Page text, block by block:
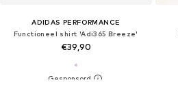
ADIDAS PERFORMANCE
Functioneel shirt 'Adi365 Breeze'
€39,90